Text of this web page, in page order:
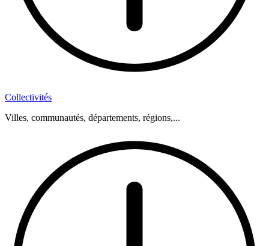
Collectivités
Villes, communautés, départements, régions,...